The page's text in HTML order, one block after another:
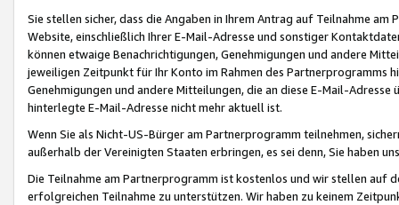
Sie stellen sicher, dass die Angaben in Ihrem Antrag auf Teilnahme
Website, einschließlich Ihrer E-Mail-Adresse und sonstiger
können etwaige Benachrichtigungen, Genehmigungen und andere
jeweiligen Zeitpunkt für Ihr Konto im Rahmen des Partnerprogramms
Genehmigungen und andere Mitteilungen, die an diese E-Mail-
hinterlegte E-Mail-Adresse nicht mehr aktuell ist.
Wenn Sie als Nicht-US-Bürger am Partnerprogramm teilnehmen,
außerhalb der Vereinigten Staaten erbringen, es sei denn, Sie haben
Die Teilnahme am Partnerprogramm ist kostenlos und wir stellen auf
erfolgreichen Teilnahme zu unterstützen. Wir haben zu keinem